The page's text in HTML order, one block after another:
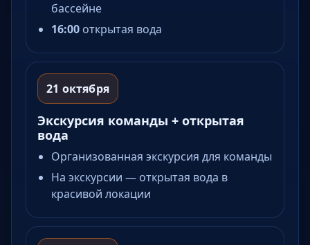
бассейне
16:00 открытая вода
21 октября
Экскурсия команды + открытая
вода
Организованная экскурсия для команды
На экскурсии — открытая вода в
красивой локации